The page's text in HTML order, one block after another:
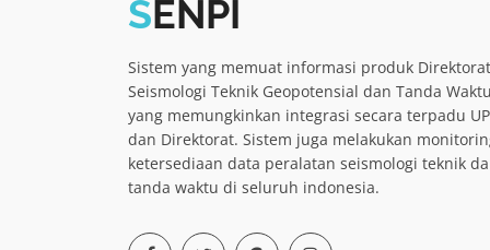
SENPI
Sistem yang memuat informasi produk Direktorat
Seismologi Teknik Geopotensial dan Tanda
yang memungkinkan integrasi secara terpadu
dan Direktorat. Sistem juga melakukan
ketersediaan data peralatan seismologi teknik
tanda waktu di seluruh indonesia.